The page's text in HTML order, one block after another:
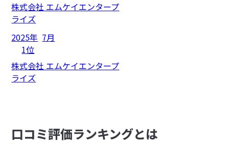
株式会社 エムケイエンタープ
ライズ
2025年 7月
1位
株式会社 エムケイエンタープ
ライズ
⼝コミ評価ランキングとは